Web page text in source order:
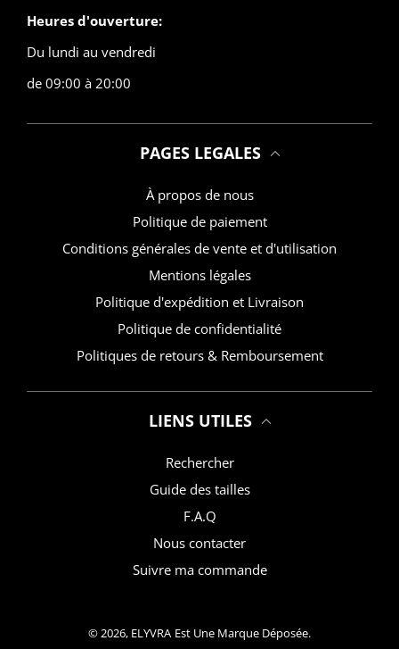
Heures d'ouverture:
Du lundi au vendredi
de 09:00 à 20:00
PAGES LEGALES
À propos de nous
Politique de paiement
Conditions générales de vente et d'utilisation
Mentions légales
Politique d'expédition et Livraison
Politique de confidentialité
Politiques de retours & Remboursement
LIENS UTILES
Rechercher
Guide des tailles
F.A.Q
Nous contacter
Suivre ma commande
© 2026, ELYVRA Est Une Marque Déposée.